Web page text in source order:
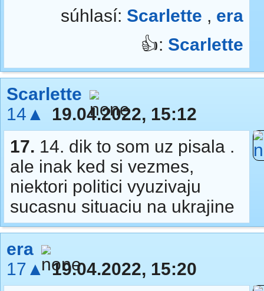
súhlasí: Scarlette , era
👍: Scarlette
Scarlette
14▲
19.04.2022, 15:12
17. 14. dik to som uz pisala .
ale inak ked si vezmes,
niektori politici vyuzivaju
sucasnu situaciu na ukrajine
era
17▲ 19.04.2022, 15:20